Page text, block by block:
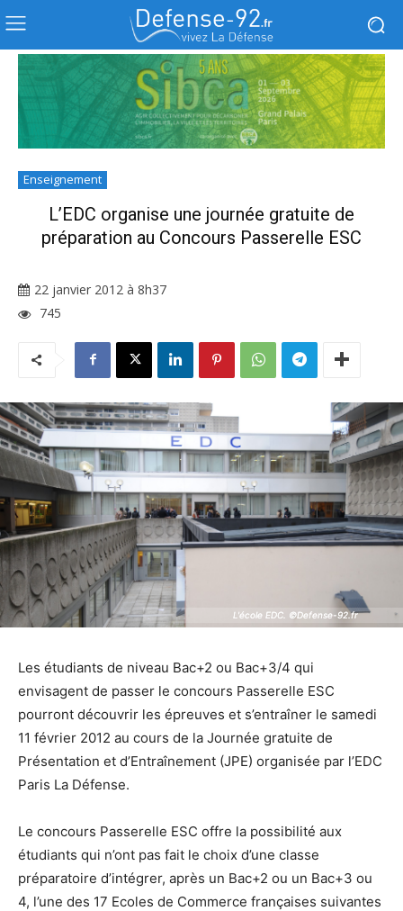
Enseignement
L’EDC organise une journée gratuite de
préparation au Concours Passerelle ESC
22 janvier 2012 à 8h37
745
L'école EDC. ©Defense-92.fr
L'école EDC. ©Defense-92.fr
Les étudiants de niveau Bac+2 ou Bac+3/4 qui
envisagent de passer le concours Passerelle ESC
pourront découvrir les épreuves et s’entraîner le samedi
11 février 2012 au cours de la Journée gratuite de
Présentation et d’Entraînement (JPE) organisée par l’EDC
Paris La Défense.
Le concours Passerelle ESC offre la possibilité aux
étudiants qui n’ont pas fait le choix d’une classe
préparatoire d’intégrer, après un Bac+2 ou un Bac+3 ou
4, l’une des 17 Ecoles de Commerce françaises suivantes